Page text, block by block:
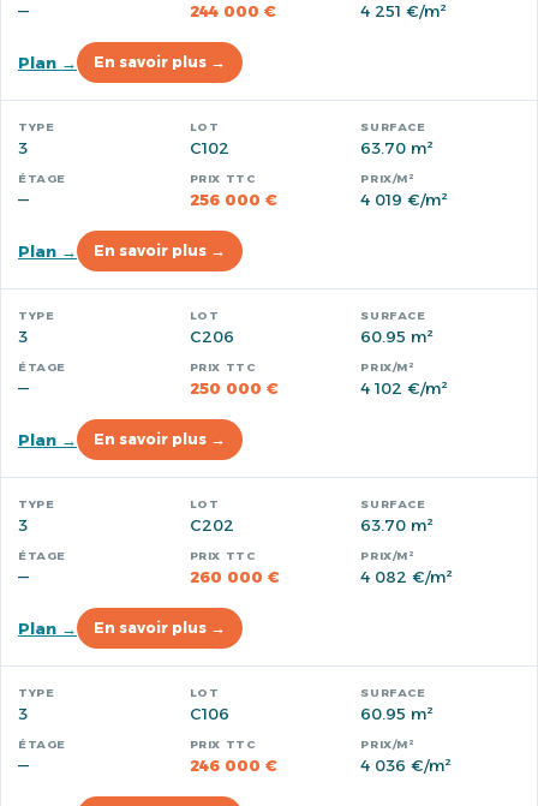
— 244 000 € 4 251 €/m²
Plan → En savoir plus →
3 C102 63.70 m²
— 256 000 € 4 019 €/m²
Plan → En savoir plus →
3 C206 60.95 m²
— 250 000 € 4 102 €/m²
Plan → En savoir plus →
3 C202 63.70 m²
— 260 000 € 4 082 €/m²
Plan → En savoir plus →
3 C106 60.95 m²
— 246 000 € 4 036 €/m²